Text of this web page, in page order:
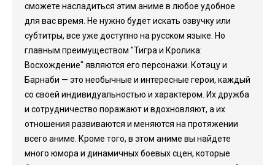
сможете насладиться этим аниме в любое удобное
для вас время. Не нужно будет искать озвучку или
субтитры, все уже доступно на русском языке. Но
главным преимуществом "Тигра и Кролика:
Восхождение" являются его персонажи. Котэцу и
Барнаби — это необычные и интересные герои, каждый
со своей индивидуальностью и характером. Их дружба
и сотрудничество поражают и вдохновляют, а их
отношения развиваются и меняются на протяжении
всего аниме. Кроме того, в этом аниме вы найдете
много юмора и динамичных боевых сцен, которые